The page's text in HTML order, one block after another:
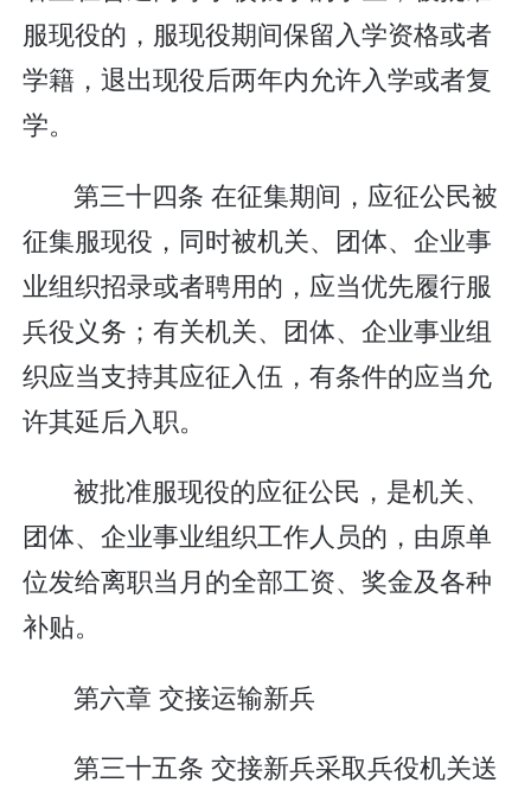
服现役的，服现役期间保留入学资格或者
学籍，退出现役后两年内允许入学或者复
学。
第三十四条 在征集期间，应征公民被
征集服现役，同时被机关、团体、企业事
业组织招录或者聘用的，应当优先履行服
兵役义务；有关机关、团体、企业事业组
织应当支持其应征入伍，有条件的应当允
许其延后入职。
被批准服现役的应征公民，是机关、
团体、企业事业组织工作人员的，由原单
位发给离职当月的全部工资、奖金及各种
补贴。
第六章 交接运输新兵
第三十五条 交接新兵采取兵役机关送